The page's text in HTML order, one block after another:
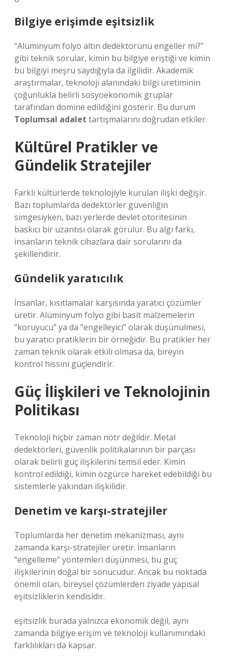
Bilgiye erişimde eşitsizlik
“Alüminyum folyo altın dedektörünü engeller mi?”
gibi teknik sorular, kimin bu bilgiye eriştiği ve kimin
bu bilgiyi meşru saydığıyla da ilgilidir. Akademik
araştırmalar, teknoloji alanındaki bilgi üretiminin
çoğunlukla belirli sosyoekonomik gruplar
tarafından domine edildiğini gösterir. Bu durum
Toplumsal adalet tartışmalarını doğrudan etkiler.
Kültürel Pratikler ve
Gündelik Stratejiler
Farklı kültürlerde teknolojiyle kurulan ilişki değişir.
Bazı toplumlarda dedektörler güvenliğin
simgesiyken, bazı yerlerde devlet otoritesinin
baskıcı bir uzantısı olarak görülür. Bu algı farkı,
insanların teknik cihazlara dair sorularını da
şekillendirir.
Gündelik yaratıcılık
İnsanlar, kısıtlamalar karşısında yaratıcı çözümler
üretir. Alüminyum folyo gibi basit malzemelerin
“koruyucu” ya da “engelleyici” olarak düşünülmesi,
bu yaratıcı pratiklerin bir örneğidir. Bu pratikler her
zaman teknik olarak etkili olmasa da, bireyin
kontrol hissini güçlendirir.
Güç İlişkileri ve Teknolojinin
Politikası
Teknoloji hiçbir zaman nötr değildir. Metal
dedektörleri, güvenlik politikalarının bir parçası
olarak belirli güç ilişkilerini temsil eder. Kimin
kontrol edildiği, kimin özgürce hareket edebildiği bu
sistemlerle yakından ilişkilidir.
Denetim ve karşı-stratejiler
Toplumlarda her denetim mekanizması, aynı
zamanda karşı-stratejiler üretir. İnsanların
“engelleme” yöntemleri düşünmesi, bu güç
ilişkilerinin doğal bir sonucudur. Ancak bu noktada
önemli olan, bireysel çözümlerden ziyade yapısal
eşitsizliklerin kendisidir.
eşitsizlik burada yalnızca ekonomik değil, aynı
zamanda bilgiye erişim ve teknoloji kullanımındaki
farklılıkları da kapsar.